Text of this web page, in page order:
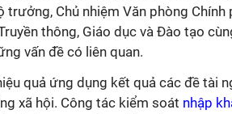
trưởng, Chủ nhiệm Văn phòng
thông, Giáo dục và Đào tạo
vấn đề có liên quan.
quả ứng dụng kết quả các đề tài
xã hội. Công tác kiểm soát nhập